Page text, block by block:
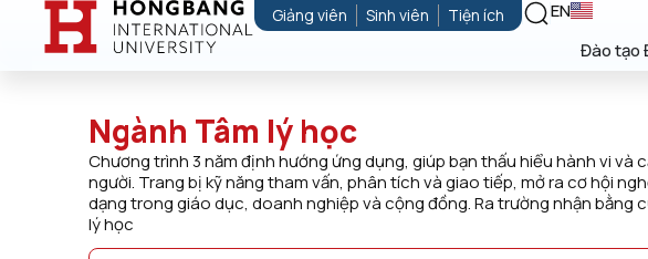
Giảng viên Sinh viên Tiện ích
EN
Đào tạo
Ngành Tâm lý học
Chương trình 3 năm định hướng ứng dụng, giúp bạn thấu hiểu hành vi và
người. Trang bị kỹ năng tham vấn, phân tích và giao tiếp, mở ra cơ hội
dạng trong giáo dục, doanh nghiệp và cộng đồng. Ra trường nhận bằng
lý học